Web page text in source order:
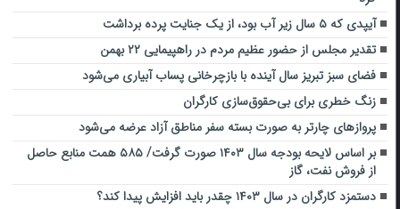
آیپدی که ۵ سال زیر آب بود، از یک جنایت پرده برداشت
تقدیر مجلس از حضور عظیم مردم در راهپیمایی ۲۲ بهمن
فضای سبز تبریز سال آینده با بازچرخانی پساب آبیاری می‌شود
زنگ خطری برای بی‌حقوق‌سازی کارگران
پروازهای چارتر به صورت بسته سفر مناطق آزاد عرضه می‌شود
بر اساس لایحه بودجه سال ۱۴۰۳ صورت گرفت/ ۵۸۵ همت منابع حاصل
از فروش نفت، گاز
دستمزد کارگران در سال ۱۴۰۳ چقدر باید افزایش پیدا کند؟